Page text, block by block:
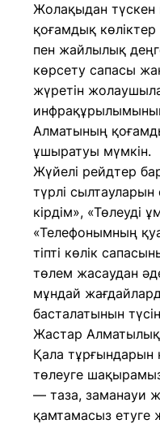
Жолақыдан түскен
қоғамдық
пен жайлылық
көрсету сапасы
жүретін
Алматының
ұшыратуы мүмкін.
Жүйелі рейдтер
түрлі сылтауларын
кірдім», «Төлеуді
«Телефонымның
тіпті көлік
төлем жасаудан
мұндай
басталатынын
Жастар
Қала тұрғындарын
төлеуге
— таза, заманауи
қамтамасыз етуге